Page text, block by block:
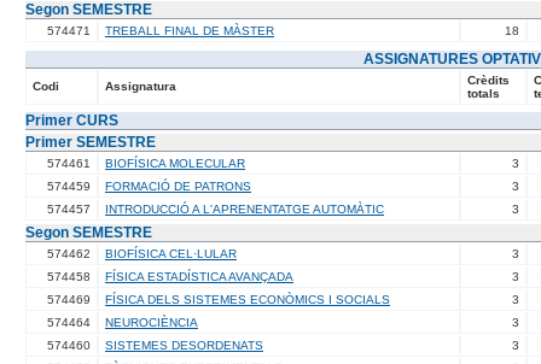
Segon SEMESTRE
574471 TREBALL FINAL DE MÀSTER 18
ASSIGNATURES
Codi Assignatura
Crèdits
totals
Primer CURS
Primer SEMESTRE
574461 BIOFÍSICA MOLECULAR
3
574459
FORMACIÓ DE PATRONS
3
574457
INTRODUCCIÓ A L'APRENENTATGE AUTOMÀTIC 3
Segon SEMESTRE
574462 BIOFÍSICA CEL·LULAR
3
574458
FÍSICA ESTADÍSTICA AVANÇADA
3
574469
FÍSICA DELS SISTEMES ECONÒMICS I SOCIALS
3
574464
NEUROCIÈNCIA
3
574460
SISTEMES DESORDENATS
3